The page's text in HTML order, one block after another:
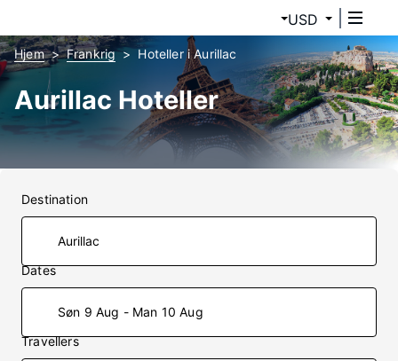
USD
Hjem Frankrig Hoteller i Aurillac
Aurillac Hoteller
Destination
Dates
Søn 9 Aug - Man 10 Aug
Travellers